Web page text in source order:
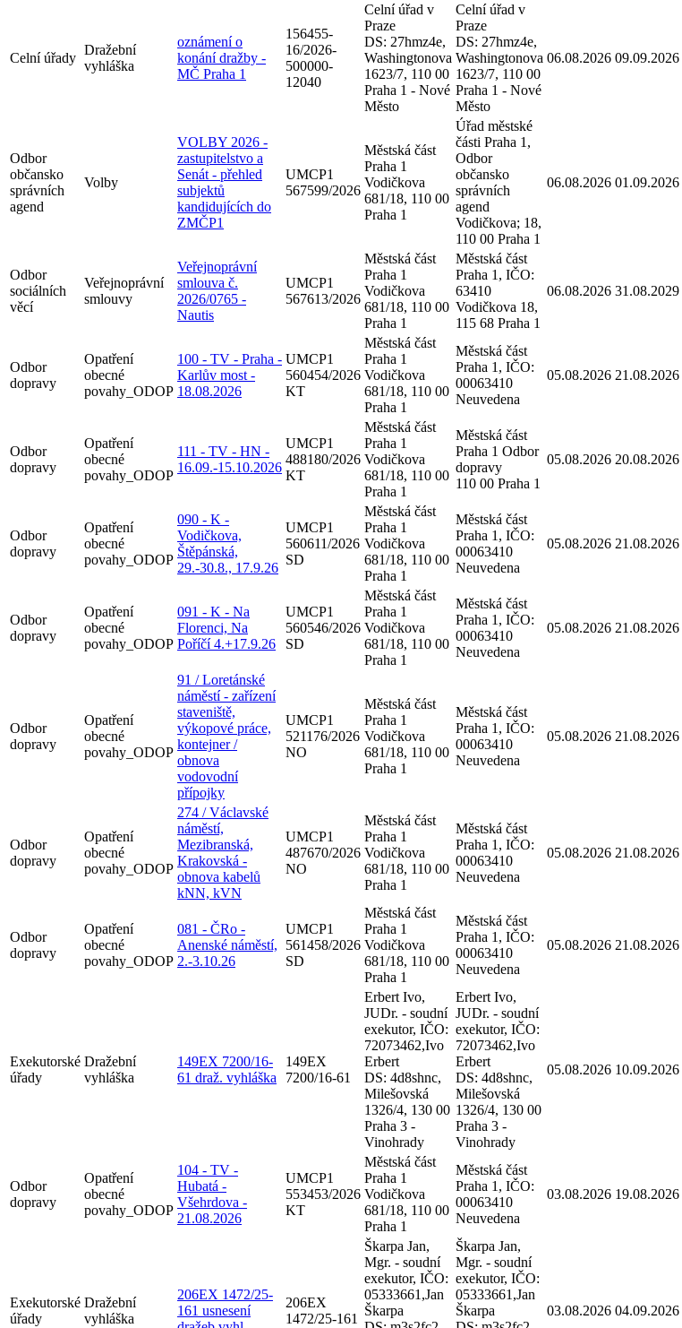
Celní úřady
Dražební
vyhláška
oznámení o
konání dražby -
MČ Praha 1
156455-
16/2026-
500000-
12040
Celní úřad v
Praze
DS: 27hmz4e,
Washingtonova
1623/7, 110 00
Praha 1 - Nové
Město
Celní úřad v
Praze
DS: 27hmz4e,
Washingtonova
1623/7, 110 00
Praha 1 - Nové
Město
06.08.2026 09.09.2026
Odbor
občansko
správních
agend
Volby
VOLBY 2026 -
zastupitelstvo a
Senát - přehled
subjektů
kandidujících do
ZMČP1
UMCP1
567599/2026
Městská část
Praha 1
Vodičkova
681/18, 110 00
Praha 1
Úřad městské
části Praha 1,
Odbor
občansko
správních
agend
Vodičkova; 18,
110 00 Praha 1
06.08.2026 01.09.2026
Odbor
sociálních
věcí
Veřejnoprávní
smlouvy
Veřejnoprávní
smlouva č.
2026/0765 -
Nautis
UMCP1
567613/2026
Městská část
Praha 1
Vodičkova
681/18, 110 00
Praha 1
Městská část
Praha 1, IČO:
63410
Vodičkova 18,
115 68 Praha 1
06.08.2026 31.08.2029
Odbor
dopravy
Opatření
obecné
povahy_ODOP
100 - TV - Praha -
Karlův most -
18.08.2026
UMCP1
560454/2026
KT
Městská část
Praha 1
Vodičkova
681/18, 110 00
Praha 1
Městská část
Praha 1, IČO:
00063410
Neuvedena
05.08.2026 21.08.2026
Odbor
dopravy
Opatření
obecné
povahy_ODOP
111 - TV - HN -
16.09.-15.10.2026
UMCP1
488180/2026
KT
Městská část
Praha 1
Vodičkova
681/18, 110 00
Praha 1
Městská část
Praha 1 Odbor
dopravy
110 00 Praha 1
05.08.2026 20.08.2026
Odbor
dopravy
Opatření
obecné
povahy_ODOP
090 - K -
Vodičkova,
Štěpánská,
29.-30.8., 17.9.26
UMCP1
560611/2026
SD
Městská část
Praha 1
Vodičkova
681/18, 110 00
Praha 1
Městská část
Praha 1, IČO:
00063410
Neuvedena
05.08.2026 21.08.2026
Odbor
dopravy
Opatření
obecné
povahy_ODOP
091 - K - Na
Florenci, Na
Poříčí 4.+17.9.26
UMCP1
560546/2026
SD
Městská část
Praha 1
Vodičkova
681/18, 110 00
Praha 1
Městská část
Praha 1, IČO:
00063410
Neuvedena
05.08.2026 21.08.2026
Odbor
dopravy
Opatření
obecné
povahy_ODOP
91 / Loretánské
náměstí - zařízení
staveniště,
výkopové práce,
kontejner /
obnova
vodovodní
přípojky
UMCP1
521176/2026
NO
Městská část
Praha 1
Vodičkova
681/18, 110 00
Praha 1
Městská část
Praha 1, IČO:
00063410
Neuvedena
05.08.2026 21.08.2026
Odbor
dopravy
Opatření
obecné
povahy_ODOP
274 / Václavské
náměstí,
Mezibranská,
Krakovská -
obnova kabelů
kNN, kVN
UMCP1
487670/2026
NO
Městská část
Praha 1
Vodičkova
681/18, 110 00
Praha 1
Městská část
Praha 1, IČO:
00063410
Neuvedena
05.08.2026 21.08.2026
Odbor
dopravy
Opatření
obecné
povahy_ODOP
081 - ČRo -
Anenské náměstí,
2.-3.10.26
UMCP1
561458/2026
SD
Městská část
Praha 1
Vodičkova
681/18, 110 00
Praha 1
Městská část
Praha 1, IČO:
00063410
Neuvedena
05.08.2026 21.08.2026
Exekutorské
úřady
Dražební
vyhláška
149EX 7200/16-
61 draž. vyhláška
149EX
7200/16-61
Erbert Ivo,
JUDr. - soudní
exekutor, IČO:
72073462,Ivo
Erbert
DS: 4d8shnc,
Milešovská
1326/4, 130 00
Praha 3 -
Vinohrady
Erbert Ivo,
JUDr. - soudní
exekutor, IČO:
72073462,Ivo
Erbert
DS: 4d8shnc,
Milešovská
1326/4, 130 00
Praha 3 -
Vinohrady
05.08.2026 10.09.2026
Odbor
dopravy
Opatření
obecné
povahy_ODOP
104 - TV -
Hubatá -
Všehrdova -
21.08.2026
UMCP1
553453/2026
KT
Městská část
Praha 1
Vodičkova
681/18, 110 00
Praha 1
Městská část
Praha 1, IČO:
00063410
Neuvedena
03.08.2026 19.08.2026
Exekutorské
úřady
Dražební
vyhláška
206EX 1472/25-
161 usnesení
206EX
1472/25-161
Škarpa Jan,
Mgr. - soudní
exekutor, IČO:
05333661,Jan
Škarpa
Škarpa Jan,
Mgr. - soudní
exekutor, IČO:
05333661,Jan
Škarpa
03.08.2026 04.09.2026